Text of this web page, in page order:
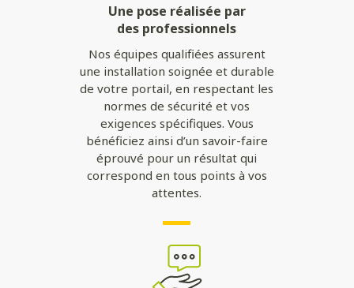
Une pose réalisée par
des professionnels
Nos équipes qualifiées assurent
une installation soignée et durable
de votre portail, en respectant les
normes de sécurité et vos
exigences spécifiques. Vous
bénéficiez ainsi d’un savoir-faire
éprouvé pour un résultat qui
correspond en tous points à vos
attentes.